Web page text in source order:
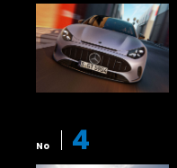
No 4